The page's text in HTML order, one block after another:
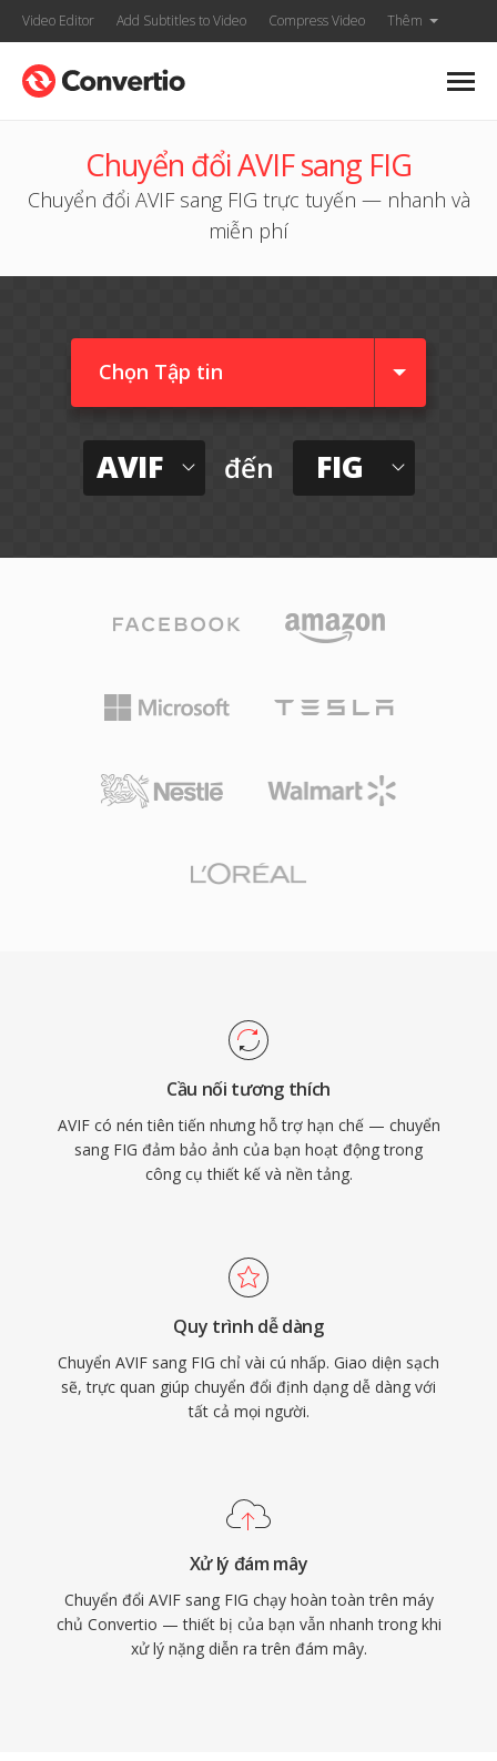
Video Editor Add Subtitles to Video Compress Video Thêm
Chuyển đổi AVIF sang FIG
Chuyển đổi AVIF sang FIG trực tuyến — nhanh và
miễn phí
Chọn Tập tin
AVIF đến FIG
Cầu nối tương thích
AVIF có nén tiên tiến nhưng hỗ trợ hạn chế — chuyển
sang FIG đảm bảo ảnh của bạn hoạt động trong
công cụ thiết kế và nền tảng.
Quy trình dễ dàng
Chuyển AVIF sang FIG chỉ vài cú nhấp. Giao diện sạch
sẽ, trực quan giúp chuyển đổi định dạng dễ dàng với
tất cả mọi người.
Xử lý đám mây
Chuyển đổi AVIF sang FIG chạy hoàn toàn trên máy
chủ Convertio — thiết bị của bạn vẫn nhanh trong khi
xử lý nặng diễn ra trên đám mây.